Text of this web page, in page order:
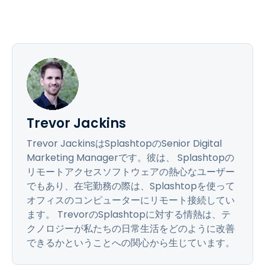
Trevor Jackins
Trevor JackinsはSplashtopのSenior Digital
Marketing Managerです。彼は、 Splashtopの
リモートアクセスソフトウェアの熱心なユーザー
でもあり、在宅勤務の際は、Splashtopを使って
オフィスのコンピューターにリモート接続してい
ます。 TrevorのSplashtopに対する情熱は、テ
クノロジーが私たちの日常生活をどのように改善
できるかということへの関心から生じています。